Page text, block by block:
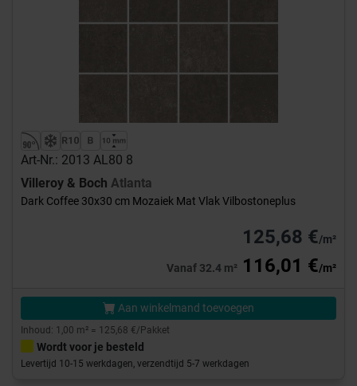
Art-Nr.: 2013 AL80 8
Villeroy & Boch Atlanta
Dark Coffee 30x30 cm Mozaiek Mat Vlak Vilbostoneplus
125,68 €/m²
Vanaf 32.4 m² 116,01 €/m²
Aan winkelmand toevoegen
Inhoud: 1,00 m² = 125,68 €/Pakket
Wordt voor je besteld
Levertijd 10-15 werkdagen, verzendtijd 5-7 werkdagen